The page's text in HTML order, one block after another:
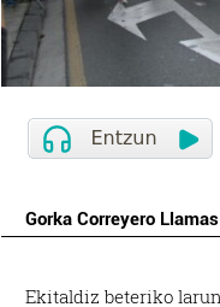
Gorka Correyero Llamas
Ekitaldiz beteriko